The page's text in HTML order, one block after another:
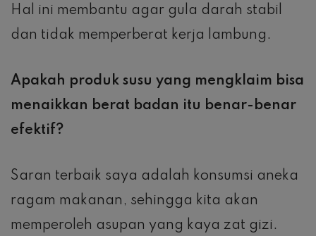
Hal ini membantu agar gula darah stabil
dan tidak memperberat kerja lambung.
Apakah produk susu yang mengklaim bisa
menaikkan berat badan itu benar-benar
efektif?
Saran terbaik saya adalah konsumsi aneka
ragam makanan, sehingga kita akan
memperoleh asupan yang kaya zat gizi.